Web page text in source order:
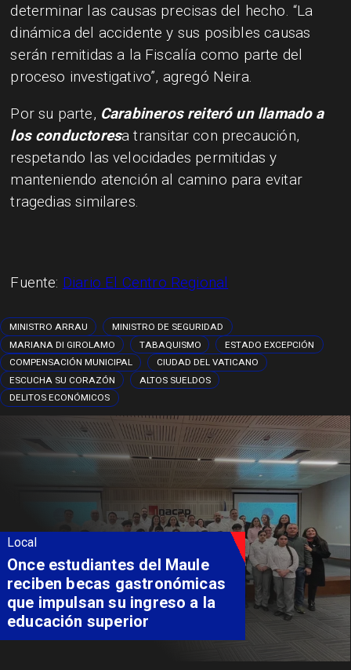
determinar las causas precisas del hecho. “La
dinámica del accidente y sus posibles causas
serán remitidas a la Fiscalía como parte del
proceso investigativo”, agregó Neira.
Por su parte, Carabineros reiteró un llamado a
los conductoresa transitar con precaución,
respetando las velocidades permitidas y
manteniendo atención al camino para evitar
tragedias similares.
Fuente: Diario El Centro Regional
MINISTRO ARRAU
MINISTRO DE SEGURIDAD
MARIANA DI GIROLAMO
TABAQUISMO
ESTADO EXCEPCIÓN
COMPENSACIÓN MUNICIPAL
CIUDAD DEL VATICANO
ESCUCHA SU CORAZÓN
ALTOS SUELDOS
DELITOS ECONÓMICOS
Local
Álvarez-Salamanca lidera la
apuesta regional para
consolidar el Paso Pehuenche
como alternativa a Los
Libertadores